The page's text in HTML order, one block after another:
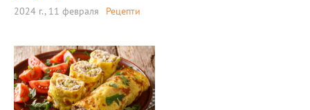
2024 г., 11 февраля Рецепти